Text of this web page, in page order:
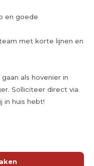
en goede
met korte lijnen en
als hovenier in
Solliciteer direct via
in huis hebt!